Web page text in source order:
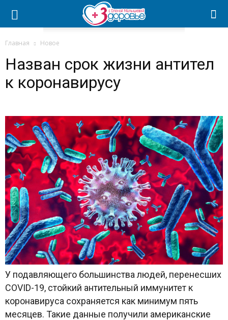
Главная Новое
Назван срок жизни антител
к коронавирусу
У подавляющего большинства людей, перенесших
COVID-19, стойкий антительный иммунитет к
коронавируса сохраняется как минимум пять
месяцев. Такие данные получили американские